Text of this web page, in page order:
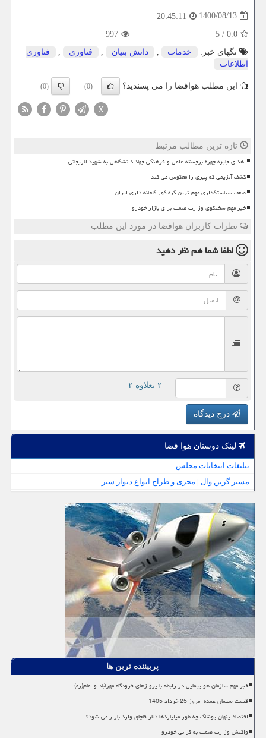
1400/08/13
20:45:11
0.0
/
5
997
تگهای خبر:
خدمات , دانش بنیان , فناوری ,
فناوری
اطلاعات
این مطلب هوافضا را می پسندید؟ (0)
(0)
X
تازه ترین مطالب مرتبط
اهدای جایزه چهره برجسته علمی و فرهنگی جهاد دانشگاهی به شهید لاریجانی
کشف آنزیمی که پیری را معکوس می کند
ضعف سیاستگذاری مهم ترین گره کور گلخانه داری ایران
خبر مهم سخنگوی وزارت صمت برای بازار خودرو
نظرات کاربران هوافضا در مورد این مطلب
لطفا شما همنظر دهید
= ۲ بعلاوه ۲
درج دیدگاه
لینک دوستان هوا فضا
تبلیغات انتخابات مجلس
مستر گرین وال | مجری و طراح انواع دیوار سبز
پربیننده ترین ها
خبر مهم سازمان هواپیمایی در رابطه با پروازهای فرودگاه مهرآباد و امام(ره)
قیمت سیمان عمده امروز 25 خرداد 1405
اقتصاد پنهان پوشاک چه طور میلیاردها دلار قاچاق وارد بازار می شود؟
واکنش وزارت صمت به گرانی خودرو